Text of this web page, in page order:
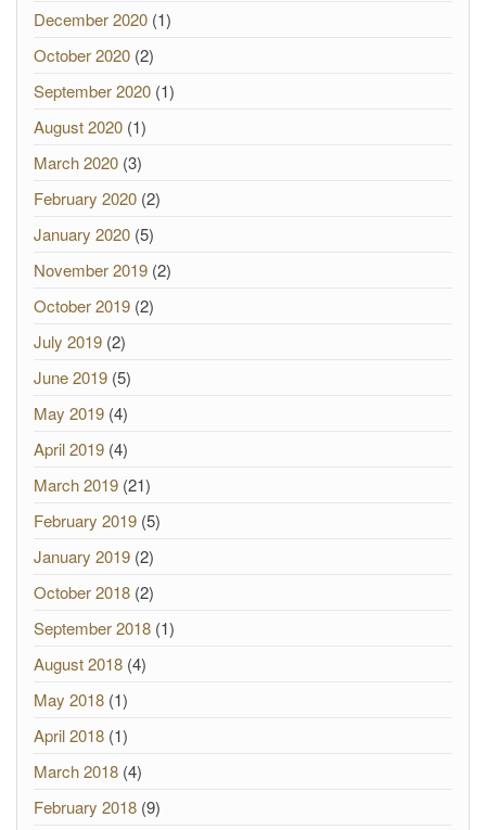
December 2020 (1)
October 2020 (2)
September 2020 (1)
August 2020 (1)
March 2020 (3)
February 2020 (2)
January 2020 (5)
November 2019 (2)
October 2019 (2)
July 2019 (2)
June 2019 (5)
May 2019 (4)
April 2019 (4)
March 2019 (21)
February 2019 (5)
January 2019 (2)
October 2018 (2)
September 2018 (1)
August 2018 (4)
May 2018 (1)
April 2018 (1)
March 2018 (4)
February 2018 (9)